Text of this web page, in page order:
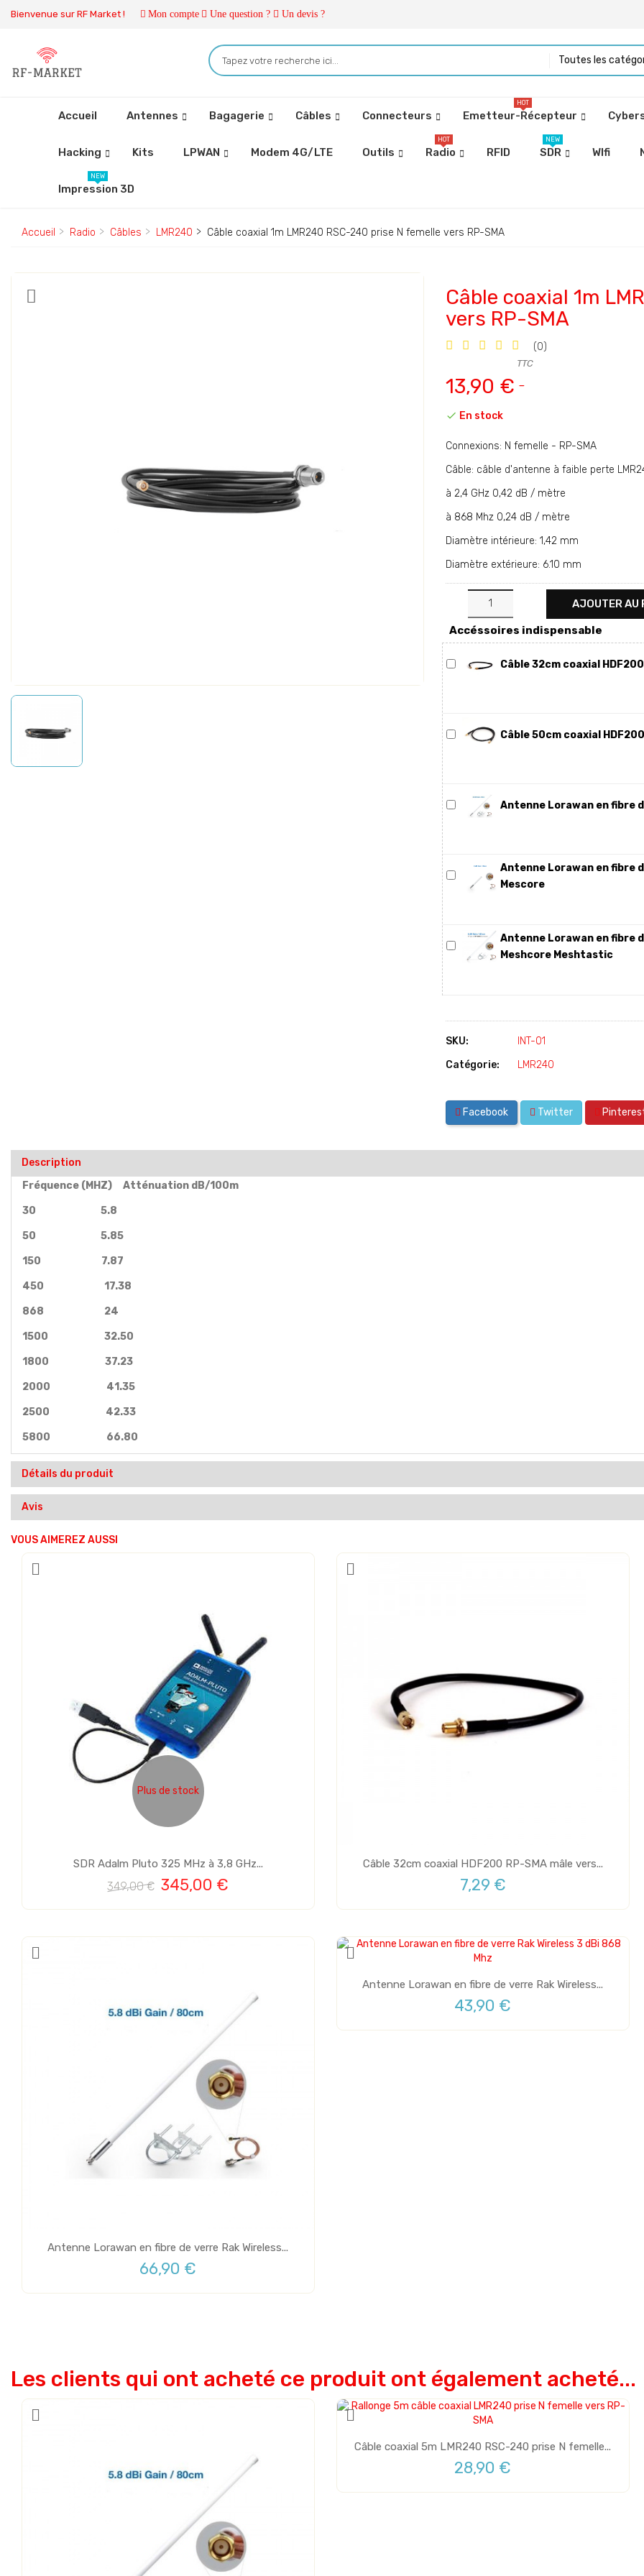
Bienvenue sur RF Market ! Mon compte Une question ? Un devis ?
Toutes les
Accueil Antennes Bagagerie Câbles Connecteurs Emetteur-Récepteur
HOT
Hacking Kits LPWAN Modem 4G/LTE Outils Radio
HOT
RFID SDR
NEW
WIfi
Impression 3D
NEW
Accueil Radio Câbles LMR240 Câble coaxial 1m LMR240 RSC-240 prise N femelle vers RP-SMA
Câble coaxial 1m
vers RP-SMA
(0)
13,90 €
TTC
 En stock
Connexions: N femelle - RP-SMA
Câble: câble d'antenne à faible perte
à 2,4 GHz 0,42 dB / mètre
à 868 Mhz 0,24 dB / mètre
Diamètre intérieure: 1,42 mm
Diamètre extérieure: 6.10 mm
AJOUTER AU
Accéssoires indispensable
Câble 32cm coaxial
Câble 50cm coaxial
Antenne Lorawan en fibre
Antenne Lorawan en fibre
Mescore
Antenne Lorawan en fibre
Meshcore Meshtastic
SKU:
INT-01
Catégorie:
LMR240
Facebook Twitter
Description
Fréquence (MHZ) Atténuation dB/100m
30 5.8
50 5.85
150 7.87
450 17.38
868 24
1500 32.50
1800 37.23
2000 41.35
2500 42.33
5800 66.80
Détails du produit
Avis
VOUS AIMEREZ AUSSI
Plus de stock
SDR Adalm Pluto 325 MHz à 3,8 GHz...
349,00 € 345,00 €
Câble 32cm coaxial HDF200 RP-SMA mâle vers...
7,29 €
Antenne Lorawan en fibre de verre Rak Wireless...
66,90 €
Antenne Lorawan en fibre de verre Rak Wireless...
43,90 €
Les clients qui ont acheté ce produit ont également acheté...
Câble coaxial 5m LMR240 RSC-240 prise N femelle...
28,90 €